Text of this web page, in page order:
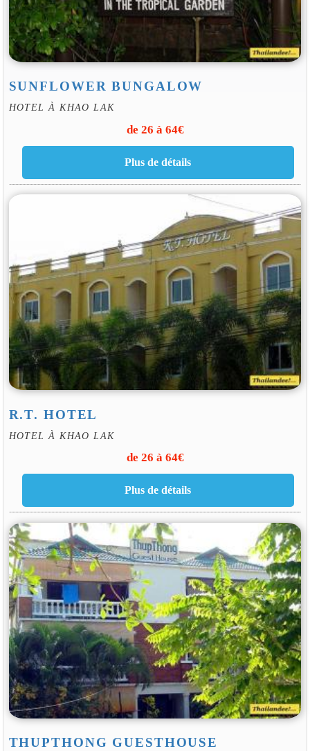
SUNFLOWER BUNGALOW
HOTEL À KHAO LAK
de 26 à 64€
R.T. HOTEL
HOTEL À KHAO LAK
de 26 à 64€
THUPTHONG GUESTHOUSE